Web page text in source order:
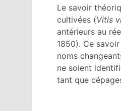
Texte
Bibliographie
Notes
Citer cet article
Auteur
Le savoir
cultivées (Vitis
antérieurs au
1850). Ce
noms
ne soient
tant que